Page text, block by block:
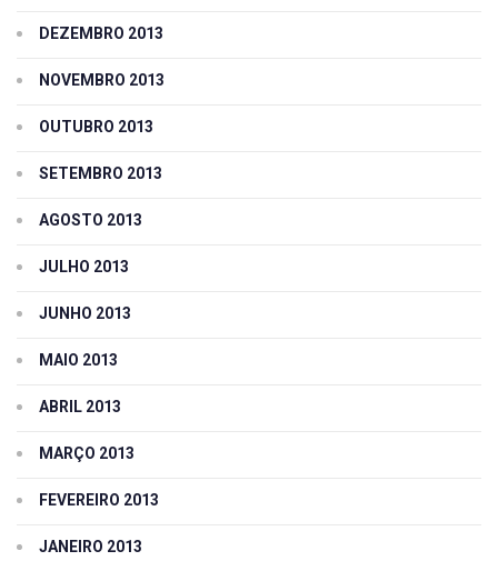
DEZEMBRO 2013
NOVEMBRO 2013
OUTUBRO 2013
SETEMBRO 2013
AGOSTO 2013
JULHO 2013
JUNHO 2013
MAIO 2013
ABRIL 2013
MARÇO 2013
FEVEREIRO 2013
JANEIRO 2013